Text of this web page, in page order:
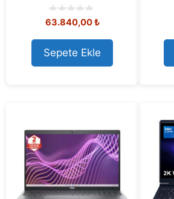
0
u
t
o
63.840,00₺
Sepete Ekle